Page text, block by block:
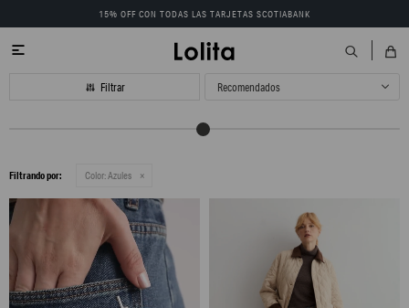
15% OFF CON TODAS LAS TARJETAS SCOTIABANK

Recomendados
Filtrando por: Color:Azules